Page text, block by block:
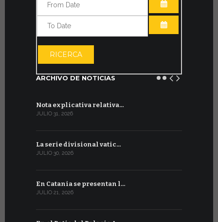
ABRIR EL
RICERCA
ARCHIVO DE NOTICIAS
Nota explicativa relativa…
JULIO 31, 2026
La serie divisional vatic…
JULIO 30, 2026
En Catania se presentan l…
JULIO 21, 2026